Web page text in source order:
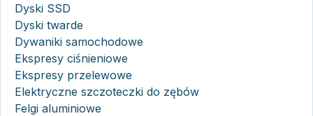
Dyski SSD
Dyski twarde
Dywaniki samochodowe
Ekspresy ciśnieniowe
Ekspresy przelewowe
Elektryczne szczoteczki do zębów
Felgi aluminiowe